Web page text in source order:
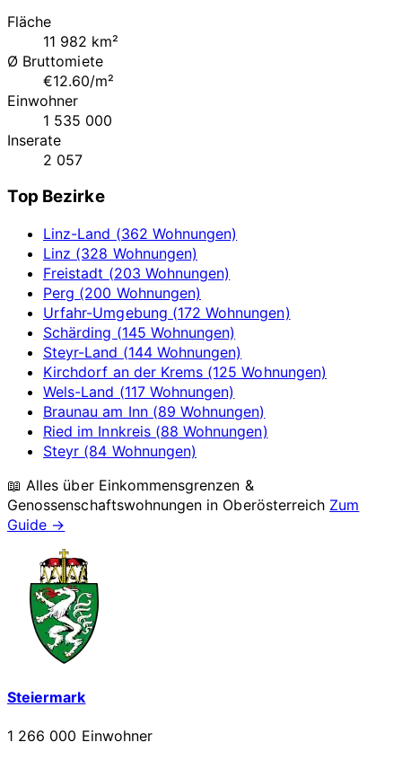
Fläche
11 982 km²
Ø Bruttomiete
€12.60/m²
Einwohner
1 535 000
Inserate
2 057
Top Bezirke
Linz-Land (362 Wohnungen)
Linz (328 Wohnungen)
Freistadt (203 Wohnungen)
Perg (200 Wohnungen)
Urfahr-Umgebung (172 Wohnungen)
Schärding (145 Wohnungen)
Steyr-Land (144 Wohnungen)
Kirchdorf an der Krems (125 Wohnungen)
Wels-Land (117 Wohnungen)
Braunau am Inn (89 Wohnungen)
Ried im Innkreis (88 Wohnungen)
Steyr (84 Wohnungen)
📖 Alles über Einkommensgrenzen &
Genossenschaftswohnungen in Oberösterreich Zum
Guide →
Steiermark
1 266 000 Einwohner